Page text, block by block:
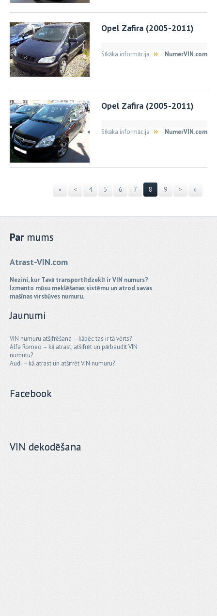
Opel Zafira (2005-2011)
NumerVIN.com
Sīkāka informācija
Opel Zafira (2005-2011)
NumerVIN.com
Sīkāka informācija
« < 4 5 6 7 8 9 > »
Parmums
Atrast-VIN.com
Nezini, kur Tavā transportlīdzeklī ir VIN numurs?
Izmanto mūsu meklēšanas sistēmu un atrod savas
mašīnas virsbūves numuru.
Jaunumi
VIN numuru atšifrēšana – kāpēc tas ir tā vērts?
Alfa Romeo – kā atrast, atšifrēt un pārbaudīt VIN
numuru?
Audi – kā atrast un atšifrēt VIN numuru?
Facebook
VIN dekodēšana